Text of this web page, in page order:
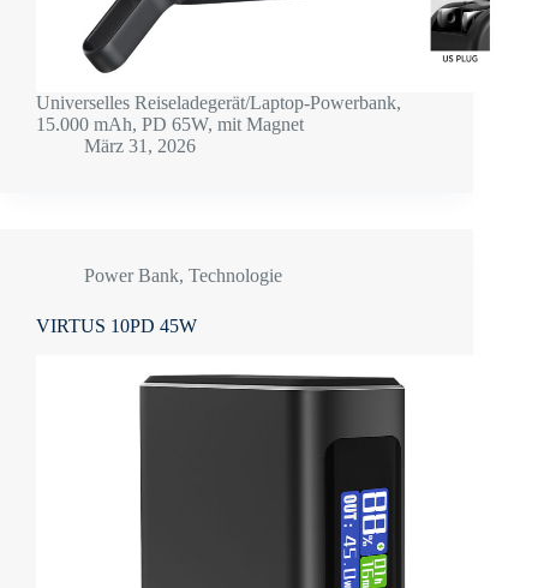
Universelles Reiseladegerät/Laptop-Powerbank,
15.000 mAh, PD 65W, mit Magnet
März 31, 2026
Power Bank, Technologie
VIRTUS 10PD 45W